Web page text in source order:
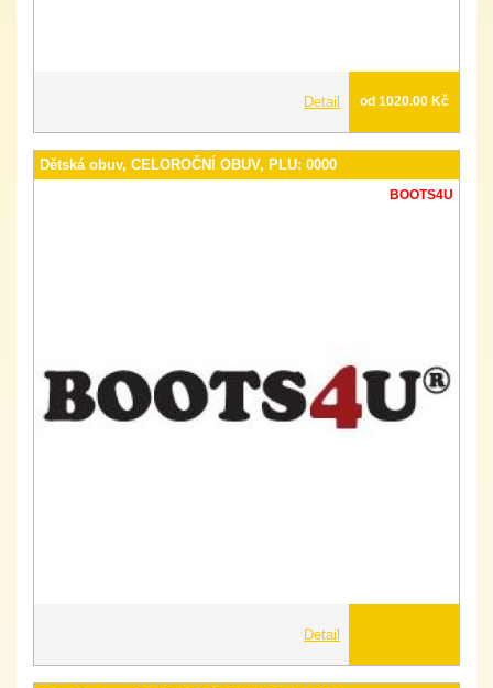
Detail od 1020.00 Kč
Dětská obuv, CELOROČNÍ OBUV, PLU: 0000
BOOTS4U
Detail